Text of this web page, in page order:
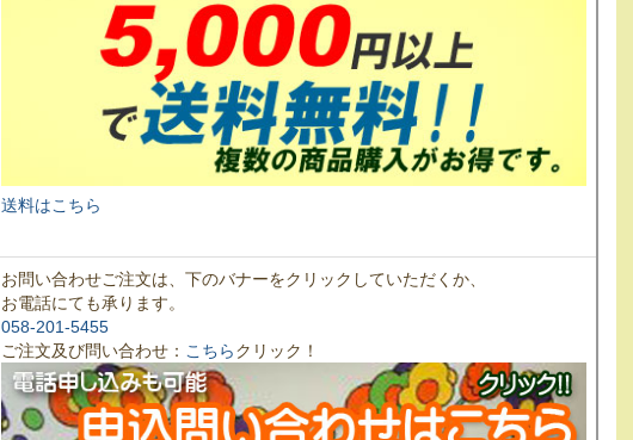
送料はこちら
お問い合わせご注文は、下のバナーをクリックしていただくか、
お電話にても承ります。
058-201-5455
ご注文及び問い合わせ： こちらクリック！